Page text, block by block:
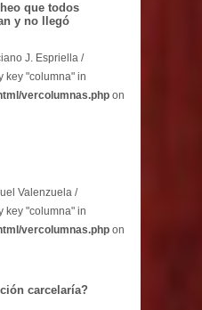
que todos
y no llegó
J. Espriella /
key "columna" in
vercolumnas.php on
Valenzuela /
key "columna" in
vercolumnas.php on
carcelaría?